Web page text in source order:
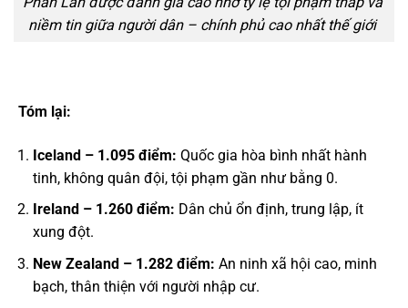
niềm tin giữa người dân – chính phủ cao nhất thế giới
Tóm lại:
Iceland – 1.095 điểm: Quốc gia hòa bình nhất hành
tinh, không quân đội, tội phạm gần như bằng 0.
Ireland – 1.260 điểm: Dân chủ ổn định, trung lập, ít
xung đột.
New Zealand – 1.282 điểm: An ninh xã hội cao, minh
bạch, thân thiện với người nhập cư.